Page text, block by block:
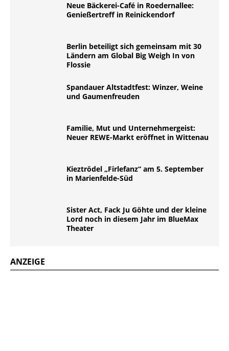
Neue Bäckerei-Café in Roedernallee:
Genießertreff in Reinickendorf
Berlin beteiligt sich gemeinsam mit 30
Ländern am Global Big Weigh In von
Flossie
Spandauer Altstadtfest: Winzer, Weine
und Gaumenfreuden
Familie, Mut und Unternehmergeist:
Neuer REWE-Markt eröffnet in Wittenau
Kieztrödel „Firlefanz“ am 5. September
in Marienfelde-Süd
Sister Act, Fack Ju Göhte und der kleine
Lord noch in diesem Jahr im BlueMax
Theater
ANZEIGE